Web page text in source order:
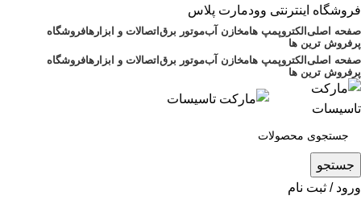
فروشگاه اینترنتی وودمارت پلاس
صفحه اصلی الکتروپمپ هامخازن آبموتور برق اتصالات و ابزارهافروشگاه
پرفروش ترین ها
صفحه اصلی الکتروپمپ هامخازن آبموتور برق اتصالات و ابزارهافروشگاه
پرفروش ترین ها
جستجو
ورود / ثبت نام